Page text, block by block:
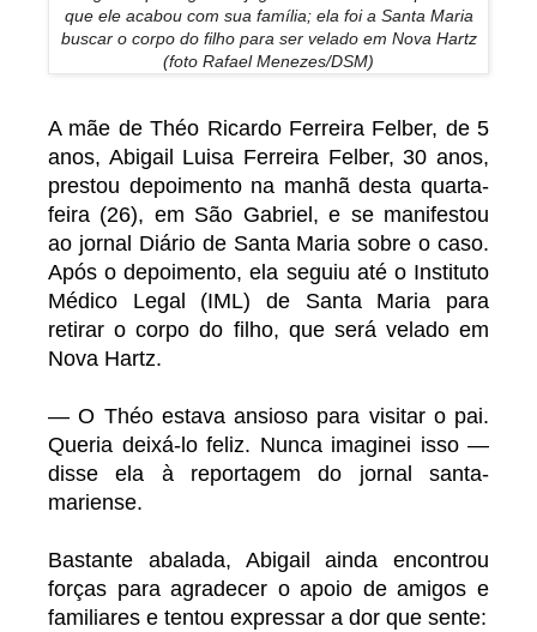
que ele acabou com sua família; ela foi a Santa Maria
buscar o corpo do filho para ser velado em Nova Hartz
(foto Rafael Menezes/DSM)
A mãe de Théo Ricardo Ferreira Felber, de 5
anos, Abigail Luisa Ferreira Felber, 30 anos,
prestou depoimento na manhã desta quarta-
feira (26), em São Gabriel, e se manifestou
ao jornal Diário de Santa Maria sobre o caso.
Após o depoimento, ela seguiu até o Instituto
Médico Legal (IML) de Santa Maria para
retirar o corpo do filho, que será velado em
Nova Hartz.
— O Théo estava ansioso para visitar o pai.
Queria deixá-lo feliz. Nunca imaginei isso —
disse ela à reportagem do jornal santa-
mariense.
Bastante abalada, Abigail ainda encontrou
forças para agradecer o apoio de amigos e
familiares e tentou expressar a dor que sente: